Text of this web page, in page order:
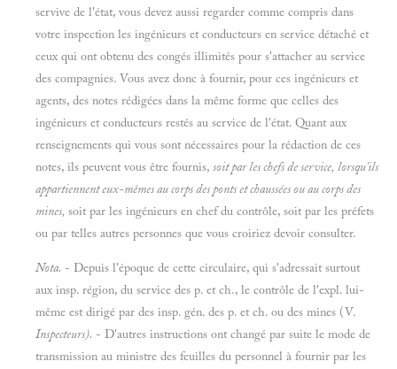
servive de l'état, vous devez aussi regarder comme compris dans
votre inspection les ingénieurs et conducteurs en service détaché et
ceux qui ont obtenu des congés illimités pour s'attacher au service
des compagnies. Vous avez donc à fournir, pour ces ingénieurs et
agents, des notes rédigées dans la même forme que celles des
ingénieurs et conducteurs restés au service de l'état. Quant aux
renseignements qui vous sont nécessaires pour la rédaction de ces
notes, ils peuvent vous être fournis, soit par les chefs de service, lorsqu'ils
appartiennent eux-mêmes au corps des ponts et chaussées ou au corps des
mines, soit par les ingénieurs en chef du contrôle, soit par les préfets
ou par telles autres personnes que vous croiriez devoir consulter.
Nota. - Depuis l'époque de cette circulaire, qui s'adressait surtout
aux insp. région, du service des p. et ch., le contrôle de l'expl. lui-
même est dirigé par des insp. gén. des p. et ch. ou des mines (V.
Inspecteurs). - D'autres instructions ont changé par suite le mode de
transmission au ministre des feuilles du personnel à fournir par les